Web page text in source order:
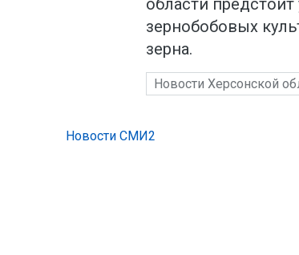
области
зернобобовых
зерна.
Новости Херсонской
Новости СМИ2